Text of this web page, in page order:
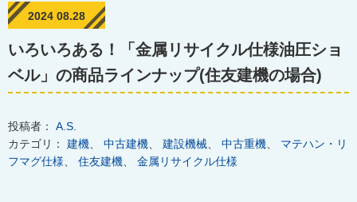
2024 08.28
いろいろある！「金属リサイクル仕様油圧ショ
ベル」の商品ラインナップ(住友建機の場合)
投稿者： A.S.
カテゴリ： 建機 中古建機 建設機械 中古重機
マテハン・リ
フマグ仕様
住友建機 金属リサイクル仕様